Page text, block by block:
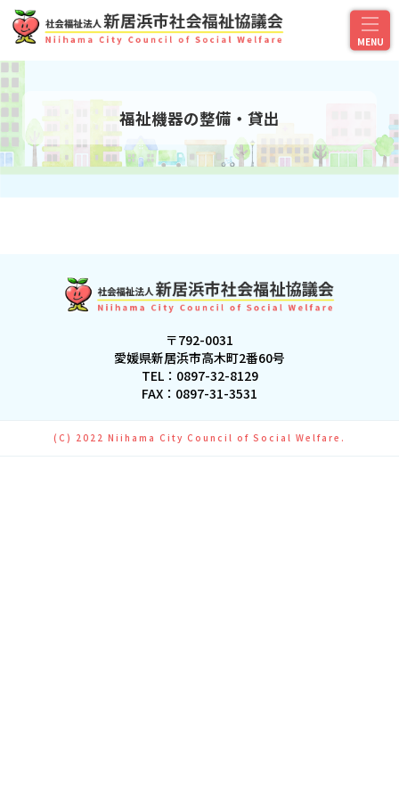
福祉機器の整備・貸出
〒792-0031
愛媛県新居浜市高木町2番60号
TEL： 0897-32-8129
FAX：0897-31-3531
(C) 2022 Niihama City Council of Social Welfare.